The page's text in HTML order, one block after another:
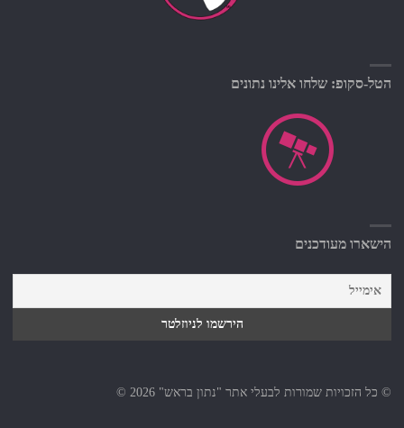
הטל-סקופ: שלחו אלינו נתונים
הישארו מעודכנים
© כל הזכויות שמורות לבעלי אתר "נתון בראש" 2026 ©